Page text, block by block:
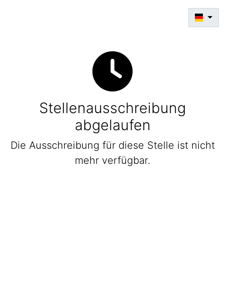
Stellenausschreibung
abgelaufen
Die Ausschreibung für diese Stelle ist nicht
mehr verfügbar.